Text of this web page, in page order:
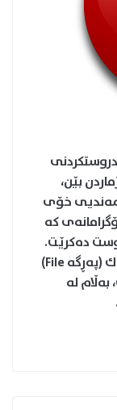
بێن،
خۆی
كه‌
ده‌كرێت.
تایبه‌تمه‌ندیی فلاش ئه‌وه‌یه كه‌ به‌ یه‌ك (په‌ڕگه File)
له‌